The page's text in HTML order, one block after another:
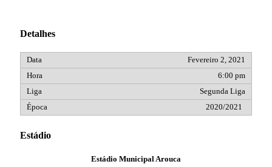
Detalhes
Fevereiro 2, 2021
6:00 pm
Segunda Liga
2020/2021
Estádio
Estádio Municipal Arouca